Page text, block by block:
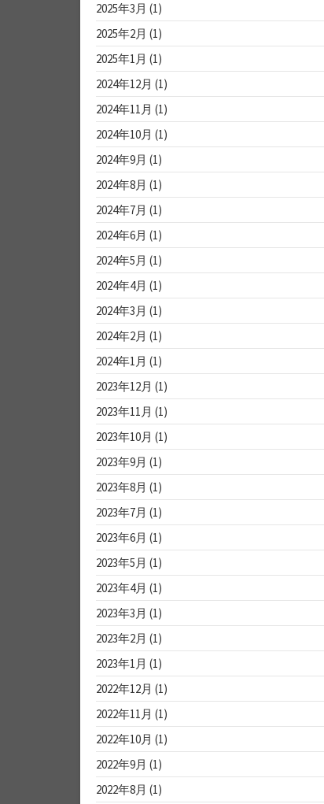
2025年3月 (1)
2025年2月 (1)
2025年1月 (1)
2024年12月 (1)
2024年11月 (1)
2024年10月 (1)
2024年9月 (1)
2024年8月 (1)
2024年7月 (1)
2024年6月 (1)
2024年5月 (1)
2024年4月 (1)
2024年3月 (1)
2024年2月 (1)
2024年1月 (1)
2023年12月 (1)
2023年11月 (1)
2023年10月 (1)
2023年9月 (1)
2023年8月 (1)
2023年7月 (1)
2023年6月 (1)
2023年5月 (1)
2023年4月 (1)
2023年3月 (1)
2023年2月 (1)
2023年1月 (1)
2022年12月 (1)
2022年11月 (1)
2022年10月 (1)
2022年9月 (1)
2022年8月 (1)